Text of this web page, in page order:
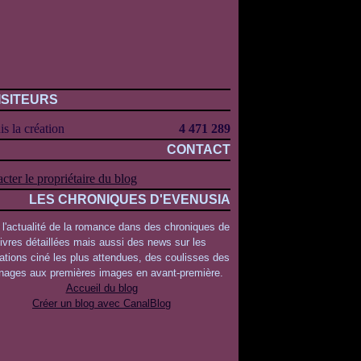
la création
4 471 289
CONTACT
le propriétaire du blog
LES CHRONIQUES D'EVENUSIA
l'actualité de la romance dans des chroniques de
livres détaillées mais aussi des news sur les
ciné les plus attendues, des coulisses des
aux premières images en avant-première.
Accueil du blog
Créer un blog avec CanalBlog